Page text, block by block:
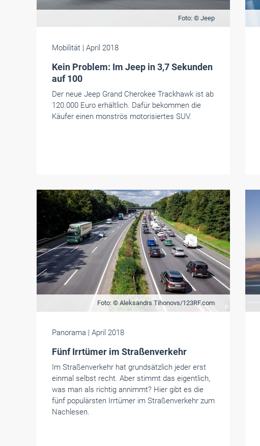
Foto: © Jeep
Mobilität | April 2018
Kein Problem: Im Jeep in 3,7 Sekunden
auf 100
Der neue Jeep Grand Cherokee Trackhawk ist ab
120.000 Euro erhältlich. Dafür bekommen die
Käufer einen monströs motorisiertes SUV.
Foto: © Aleksandrs Tihonovs/123RF.com
Panorama | April 2018
Fünf Irrtümer im Straßenverkehr
Im Straßenverkehr hat grundsätzlich jeder erst
einmal selbst recht. Aber stimmt das eigentlich,
was man als richtig annimmt? Hier gibt es die
fünf populärsten Irrtümer im Straßenverkehr zum
Nachlesen.